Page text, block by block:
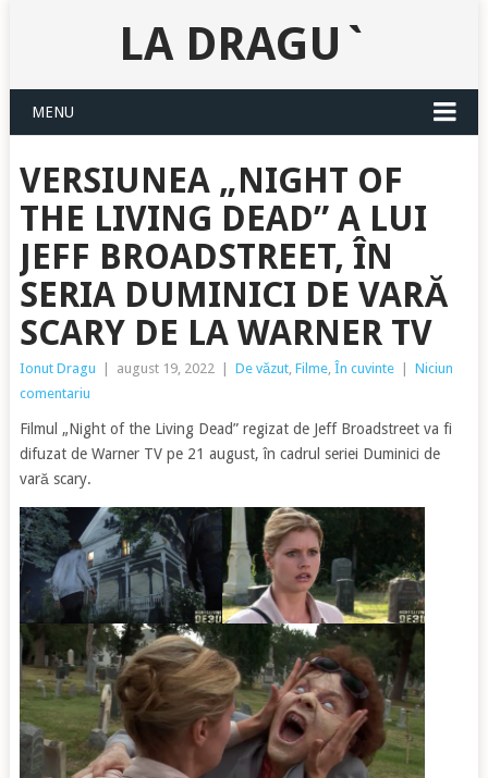
LA DRAGU`
MENU
VERSIUNEA „NIGHT OF
THE LIVING DEAD” A LUI
JEFF BROADSTREET, ÎN
SERIA DUMINICI DE VARĂ
SCARY DE LA WARNER TV
Ionut Dragu august 19, 2022 De văzut, Filme, În cuvinte
Niciun
comentariu
Filmul „Night of the Living Dead” regizat de Jeff Broadstreet va fi
difuzat de Warner TV pe 21 august, în cadrul seriei Duminici de
vară scary.